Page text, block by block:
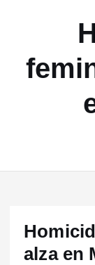
alza en